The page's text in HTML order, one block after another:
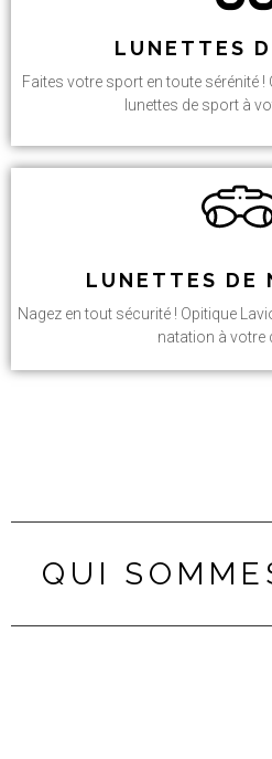
LUNETTES
Faites votre sport en toute sérénité
lunettes de sport à
LUNETTES DE
Nagez en tout sécurité ! Opitique
natation à votre
QUI